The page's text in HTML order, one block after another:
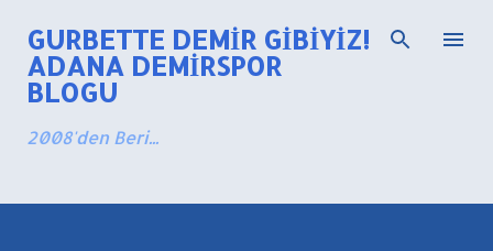
Ana içeriğe atla
GURBETTE DEMIR GIBIYIZ!
ADANA DEMIRSPOR
BLOGU
2008'den Beri...